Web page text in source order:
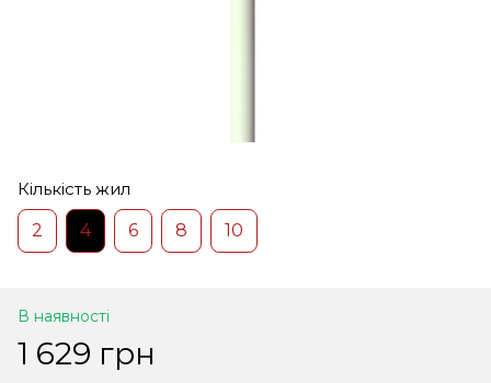
Кількість жил
2
4 6 8 10
В наявності
1 629 грн